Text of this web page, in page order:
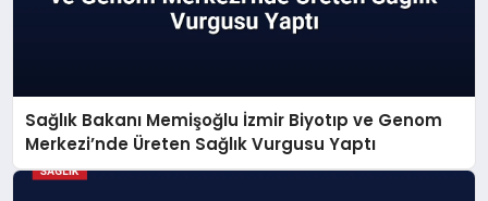
Sağlık Bakanı Memişoğlu İzmir Biyotıp ve Genom
Merkezi’nde Üreten Sağlık Vurgusu Yaptı